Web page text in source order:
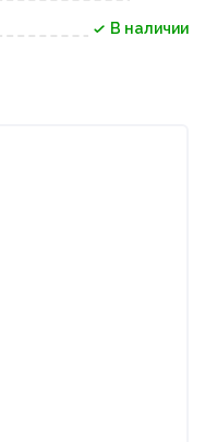
В наличии